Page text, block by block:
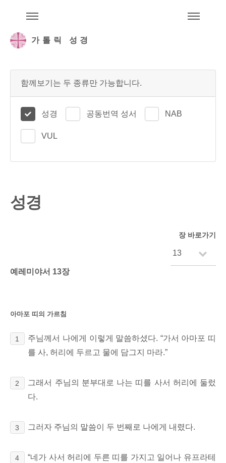
가톨릭 성경
함께보기는 두 종류만 가능합니다.
성경 공동번역 성서 NAB
VUL
성경
장 바로가기
예레미야서 13장
아마포 띠의 가르침
1
주님께서 나에게 이렇게 말씀하셨다. “가서 아마포 띠
를 사, 허리에 두르고 물에 담그지 마라.”
2
그래서 주님의 분부대로 나는 띠를 사서 허리에 둘렀
다.
3 그러자 주님의 말씀이 두 번째로 나에게 내렸다.
4
“네가 사서 허리에 두른 띠를 가지고 일어나 유프라테